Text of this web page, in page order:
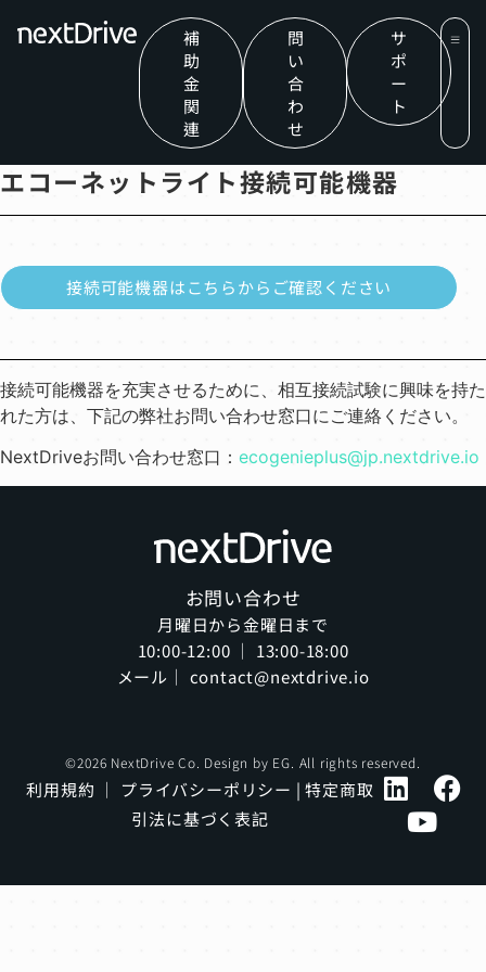
補
助
金
関
連
問
い
合
わ
せ
サ
ポ
ー
ト
エコーネットライト接続可能機器
接続可能機器はこちらからご確認ください
接続可能機器を充実させるために、相互接続試験に興味を持た
れた方は、下記の弊社お問い合わせ窓口にご連絡ください。
NextDriveお問い合わせ窓口： ecogenieplus@jp.nextdrive.io
お問い合わせ
月曜日から金曜日まで
10:00-12:00 ｜ 13:00-18:00
メール｜ contact@nextdrive.io
©2026 NextDrive Co. Design by EG . All rights reserved.
利用規約 ｜ プライバシーポリシー |特定商取
引法に基づく表記